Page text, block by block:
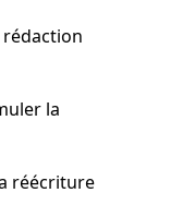
la
réécriture